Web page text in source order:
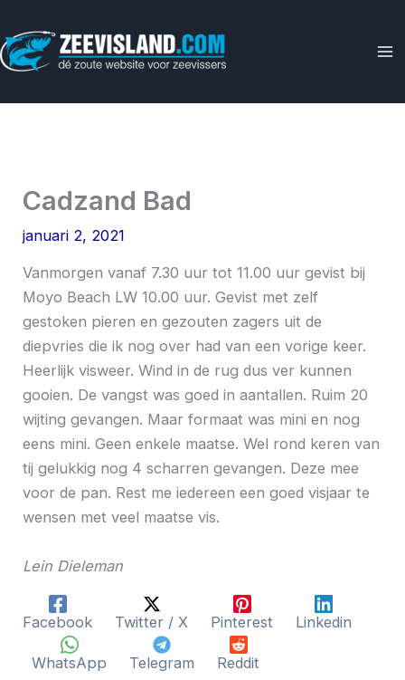
naar
de
Cadzand Bad
januari 2, 2021
Vanmorgen vanaf 7.30 uur tot 11.00 uur gevist bij
Moyo Beach LW 10.00 uur. Gevist met zelf
gestoken pieren en gezouten zagers uit de
diepvries die ik nog over had van een vorige keer.
Heerlijk visweer. Wind in de rug dus ver kunnen
gooien. De vangst was goed in aantallen. Ruim 20
wijting gevangen. Maar formaat was mini en nog
eens mini. Geen enkele maatse. Wel rond keren van
tij gelukkig nog 4 scharren gevangen. Deze mee
voor de pan. Rest me iedereen een goed visjaar te
wensen met veel maatse vis.
Lein Dieleman
Facebook Twitter / X Pinterest Linkedin
WhatsApp Telegram Reddit